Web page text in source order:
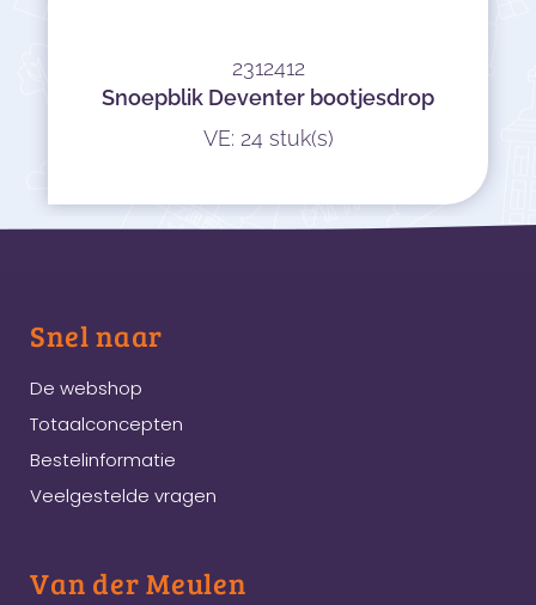
2312412
Snoepblik Deventer bootjesdrop
VE: 24 stuk(s)
Snel naar
De webshop
Totaalconcepten
Bestelinformatie
Veelgestelde vragen
Van der Meulen